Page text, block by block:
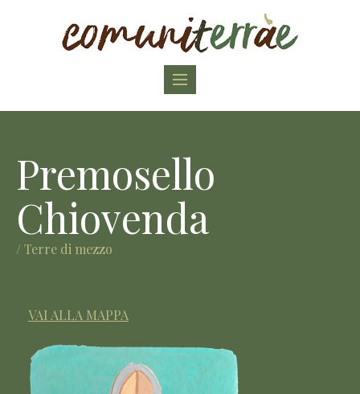
Toggle
Premosello
Chiovenda
/ Terre di mezzo
VAI ALLA MAPPA